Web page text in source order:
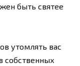
быть святее
утомлять вас
собственных